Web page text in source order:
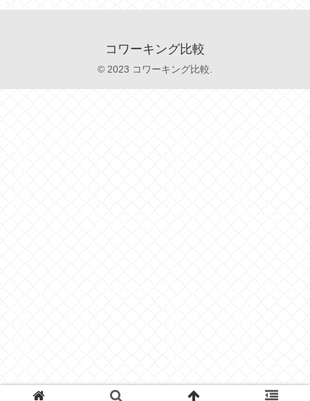
コワーキング比較
© 2023 コワーキング比較.